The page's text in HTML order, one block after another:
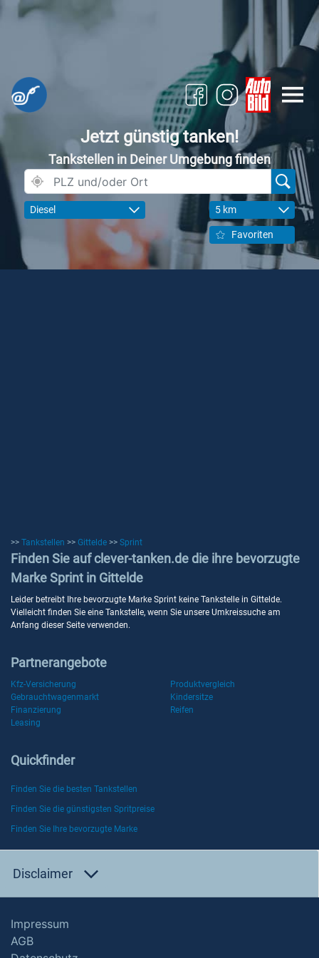
Jetzt günstig tanken!
Tankstellen in Deiner Umgebung finden
Diesel 5 km
Favoriten
>> Tankstellen >> Gittelde >> Sprint
Finden Sie auf clever-tanken.de die ihre bevorzugte
Marke Sprint in Gittelde
Leider betreibt Ihre bevorzugte Marke Sprint keine Tankstelle in Gittelde.
Vielleicht finden Sie eine Tankstelle, wenn Sie unsere Umkreissuche am
Anfang dieser Seite verwenden.
Partnerangebote
Kfz-Versicherung
Produktvergleich
Gebrauchtwagenmarkt
Kindersitze
Finanzierung
Reifen
Leasing
Quickfinder
Finden Sie die besten Tankstellen
Finden Sie die günstigsten Spritpreise
Finden Sie Ihre bevorzugte Marke
Disclaimer
Impressum
AGB